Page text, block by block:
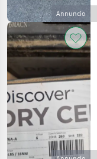
Annuncio